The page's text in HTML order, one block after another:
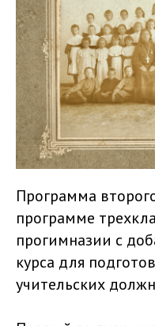
Программа
программе
прогимназии с
курса для
учительских